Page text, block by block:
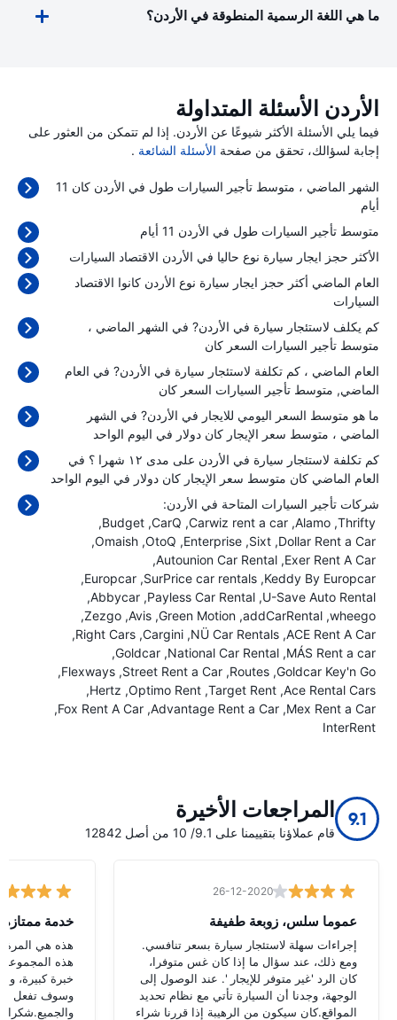
ما هي اللغة الرسمية المنطوقة في الأردن؟
الأردن الأسئلة المتداولة
فيما يلي الأسئلة الأكثر شيوعًا عن الأردن. إذا لم تتمكن من العثور على
إجابة لسؤالك، تحقق من صفحة الأسئلة الشائعة .
الشهر الماضي ، متوسط تأجير السيارات طول في الأردن كان 11
أيام
متوسط تأجير السيارات طول في الأردن 11 أيام
الأكثر حجز ايجار سيارة نوع حاليا في الأردن الاقتصاد السيارات
العام الماضي أكثر حجز ايجار سيارة نوع الأردن كانوا الاقتصاد
السيارات
كم يكلف لاستئجار سيارة في الأردن? في الشهر الماضي ،
متوسط تأجير السيارات السعر كان
العام الماضي ، كم تكلفة لاستئجار سيارة في الأردن? في العام
الماضي, متوسط تأجير السيارات السعر كان
ما هو متوسط السعر اليومي للايجار في الأردن? في الشهر
الماضي ، متوسط سعر الإيجار كان دولار في اليوم الواحد
كم تكلفة لاستئجار سيارة في الأردن على مدى ١٢ شهرا ؟ في
العام الماضي كان متوسط سعر الإيجار كان دولار في اليوم الواحد
شركات تأجير السيارات المتاحة في الأردن:
Thrifty
Alamo
Carwiz rent a car
CarQ
Budget
Dollar Rent a Car
Sixt
Enterprise
OtoQ
Omaish
Exer Rent A Car
Autounion Car Rental
Keddy By Europcar
SurPrice car rentals
Europcar
U-Save Auto Rental
Payless Car Rental
Abbycar
wheego
addCarRental
Green Motion
Avis
Zezgo
ACE Rent A Car
NÜ Car Rentals
Cargini
Right Cars
MÁS Rent a car
National Car Rental
Goldcar
Goldcar Key'n Go
Routes
Street Rent a Car
Flexways
Ace Rental Cars
Target Rent
Optimo Rent
Hertz
Mex Rent a Car
Advantage Rent a Car
Fox Rent A Car
InterRent
9.1 المراجعات الأخيرة
قام عملاؤنا بتقييمنا على 9.1/ 10 من أصل 12842
26-12-2020
عموما سلس، زوبعة طفيفة
إجراءات سهلة لاستئجار سيارة بسعر تنافسي.
ومع ذلك، عند سؤال ما إذا كان غس متوفرا،
كان الرد 'غير متوفر للإيجار '. عند الوصول إلى
الوجهة، وجدنا أن السيارة تأتي مع نظام تحديد
المواقع.كان سيكون من الرهيبة إذا قررنا شراء
خدمة ممتازة
هذه هي المرة
هذه
خبرة كبيرة،
وسوف تفعل
والجميع.شكرا